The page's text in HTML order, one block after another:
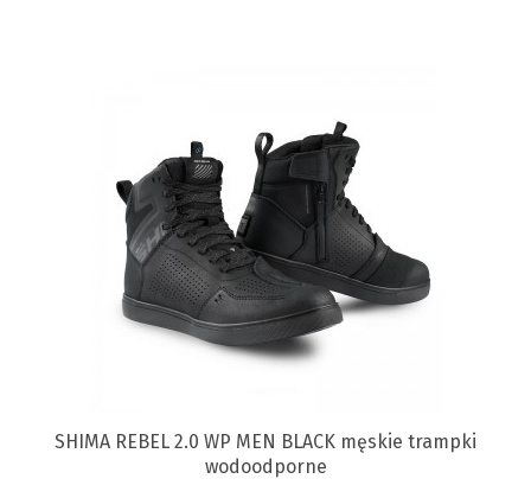
SHIMA REBEL 2.0 WP MEN BLACK męskie trampki
wodoodporne